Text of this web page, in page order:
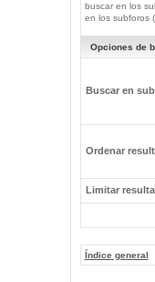
buscar en los
en los subforos
Opciones de
Buscar en
Ordenar
Limitar
Índice general